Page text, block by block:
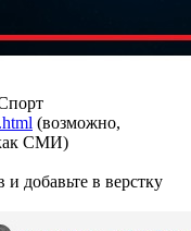
(возможно,
как СМИ)
добавьте в верстку